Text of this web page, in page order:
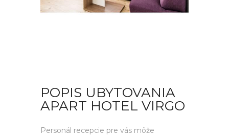
POPIS UBYTOVANIA
APART HOTEL VIRGO
Personál recepcie pre vás môže